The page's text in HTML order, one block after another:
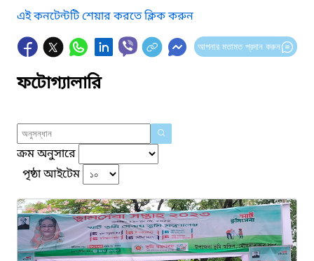
এই কনটেন্টটি শেয়ার করতে ক্লিক করুন
আপনার মতামত প্রদান করুন
ফটোগ্যালারি
ক্রম অনুসারে
পৃষ্ঠা আইটেম